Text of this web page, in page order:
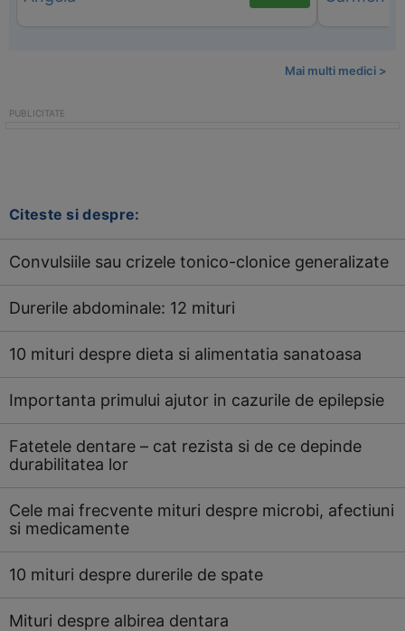
Mai multi medici >
Citeste si despre:
Convulsiile sau crizele tonico-clonice generalizate
Durerile abdominale: 12 mituri
10 mituri despre dieta si alimentatia sanatoasa
Importanta primului ajutor in cazurile de epilepsie
Fatetele dentare – cat rezista si de ce depinde
durabilitatea lor
Cele mai frecvente mituri despre microbi, afectiuni
si medicamente
10 mituri despre durerile de spate
Mituri despre albirea dentara